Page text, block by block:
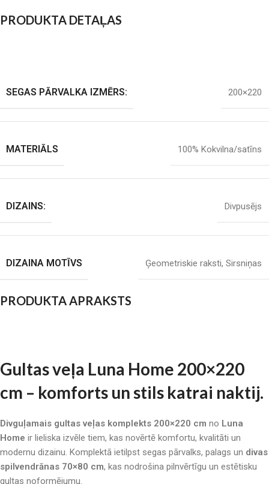
PRODUKTA DETAĻAS
SEGAS PĀRVALKA IZMĒRS: 200×220
MATERIĀLS 100% Kokvilna/satīns
DIZAINS: Divpusējs
DIZAINA MOTĪVS Ģeometriskie raksti, Sirsniņas
PRODUKTA APRAKSTS
Gultas veļa Luna Home 200×220
cm – komforts un stils katrai naktij.
Divguļamais gultas veļas komplekts 200×220 cm no Luna
Home ir lieliska izvēle tiem, kas novērtē komfortu, kvalitāti un
modernu dizainu. Komplektā ietilpst segas pārvalks, palags un divas
spilvendrānas 70×80 cm, kas nodrošina pilnvērtīgu un estētisku
gultas noformējumu.